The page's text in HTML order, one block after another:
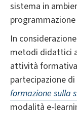
sistema in
In
metodi didattici
attività
partecipazione
formazione sulla
modalità e-